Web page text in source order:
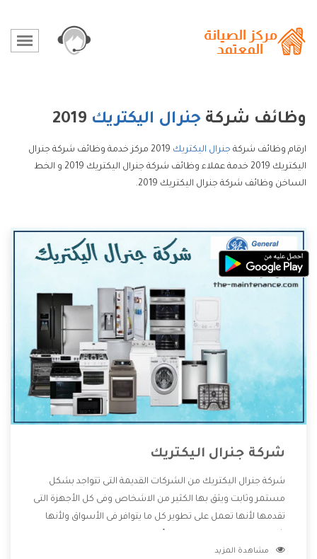
وظائف شركة جنرال اليكتريك
ارقام وظائف شركة جنرال اليكتريك
2019 مركز خدمة وظائف شركة جنرال
اليكتريك 2019 خدمة عملاء وظائف شركة جنرال اليكتريك 2019 و الخط
الساخن وظائف شركة جنرال اليكتريك 2019.
شركة جنرال اليكتريك
شركة جنرال اليكتريك من الشركات القديمة التى تتواجد بشكل
مستمر وثابت ويثق بها الكثير من الاشخاص وفى كل الأجهزة التى
تقدمها لأنها تعمل على تطوير كل ما يتوافر فى الأسواق ولأنها
المنتجات وتقدم للعملاء أقوى العروض والخصومات التى تسهل
مشاهدة المزيد